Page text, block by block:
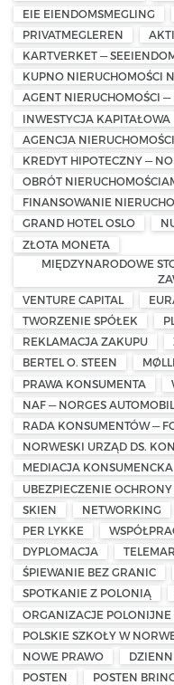
EIE EIENDOMSMEGLING
PRIVATMEGLEREN
KARTVERKET —
KUPNO NIERUCHOMOŚCI
AGENT NIERUCHOMOŚCI
INWESTYCJA KAPITAŁOWA
AGENCJA
KREDYT HIPOTECZNY —
OBRÓT
FINANSOWANIE
GRAND HOTEL OSLO
ZŁOTA MONETA
MIĘDZYNARODOWE
VENTURE CAPITAL
TWORZENIE SPÓŁEK
REKLAMACJA ZAKUPU
BERTEL O. STEEN
PRAWA KONSUMENTA
NAF — NORGES
RADA KONSUMENTÓW —
NORWESKI URZĄD DS.
MEDIACJA KONSUMENCKA
UBEZPIECZENIE
SKIEN
NETWORKING
PER LYKKE
DYPLOMACJA
ŚPIEWANIE BEZ GRANIC
SPOTKANIE Z POLONIĄ
ORGANIZACJE
POLSKIE SZKOŁY W
NOWE PRAWO
POSTEN
POSTEN